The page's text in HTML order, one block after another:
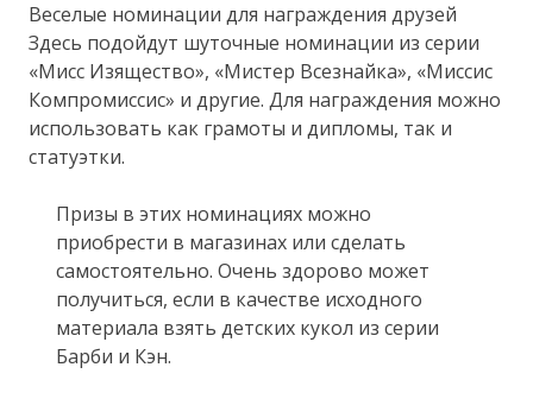
Веселые номинации для награждения друзей
Здесь подойдут шуточные номинации из серии
«Мисс Изящество», «Мистер Всезнайка», «Миссис
Компромиссис» и другие. Для награждения можно
использовать как грамоты и дипломы, так и
статуэтки.
Призы в этих номинациях можно
приобрести в магазинах или сделать
самостоятельно. Очень здорово может
получиться, если в качестве исходного
материала взять детских кукол из серии
Барби и Кэн.